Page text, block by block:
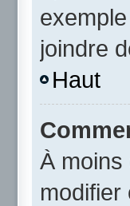
joindre
Haut
À moins
modifier